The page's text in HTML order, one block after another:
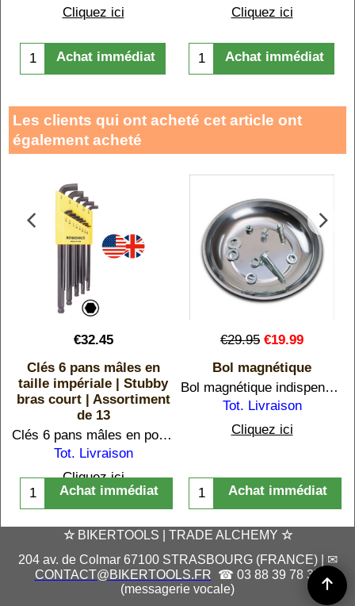
Cliquez ici
Achat immédiat
Cliquez ici
Achat immédiat
Les clients qui ont acheté cet article ont
également acheté
€32.45
Clés 6 pans mâles en
taille impériale | Stubby
bras court | Assortiment
de 13
Clés 6 pans mâles en pouce stubby / bras court du 0.05 (1,27 mm) au 3/8 (9,52 mm).
Tot. Livraison
Cliquez ici
Achat immédiat
€29.95 €19.99
Bol magnétique
Bol magnétique indispensable pour garder à l'abri toutes les petites pièces en acier dans votre atelier : écrous, vis, rondelles, billes de roulements, maillons.
Tot. Livraison
Cliquez ici
Achat immédiat
☆BIKERTOOLS | TRADE ALCHEMY ☆
204 av. de Colmar 67100 STRASBOURG (FRANCE) | ✉
CONTACT@BIKERTOOLS.FR ☎ 03 88 39 78 37
(messagerie vocale)